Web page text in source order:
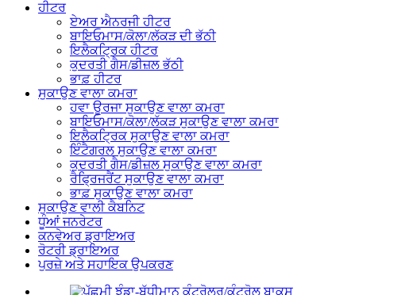
ਹੀਟਰ
ਏਅਰ ਐਨਰਜੀ ਹੀਟਰ
ਬਾਇਓਮਾਸ/ਕੋਲਾ/ਲੱਕੜ ਦੀ ਭੱਠੀ
ਇਲੈਕਟ੍ਰਿਕ ਹੀਟਰ
ਕੁਦਰਤੀ ਗੈਸ/ਡੀਜ਼ਲ ਭੱਠੀ
ਭਾਫ਼ ਹੀਟਰ
ਸੁਕਾਉਣ ਵਾਲਾ ਕਮਰਾ
ਹਵਾ ਊਰਜਾ ਸੁਕਾਉਣ ਵਾਲਾ ਕਮਰਾ
ਬਾਇਓਮਾਸ/ਕੋਲਾ/ਲੱਕੜ ਸੁਕਾਉਣ ਵਾਲਾ ਕਮਰਾ
ਇਲੈਕਟ੍ਰਿਕ ਸੁਕਾਉਣ ਵਾਲਾ ਕਮਰਾ
ਇੰਟੈਗਰਲ ਸੁਕਾਉਣ ਵਾਲਾ ਕਮਰਾ
ਕੁਦਰਤੀ ਗੈਸ/ਡੀਜ਼ਲ ਸੁਕਾਉਣ ਵਾਲਾ ਕਮਰਾ
ਰੈਫ੍ਰਿਜਰੈਂਟ ਸੁਕਾਉਣ ਵਾਲਾ ਕਮਰਾ
ਭਾਫ਼ ਸੁਕਾਉਣ ਵਾਲਾ ਕਮਰਾ
ਸੁਕਾਉਣ ਵਾਲੀ ਕੈਬਨਿਟ
ਧੂੰਆਂ ਜਨਰੇਟਰ
ਕਨਵੇਅਰ ਡ੍ਰਾਇਅਰ
ਰੋਟਰੀ ਡ੍ਰਾਇਅਰ
ਪੁਰਜ਼ੇ ਅਤੇ ਸਹਾਇਕ ਉਪਕਰਣ